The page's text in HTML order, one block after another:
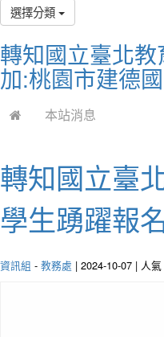
選擇分類
轉知國立臺北
加:桃園市建德
本站消息
轉知國立臺
學生踴躍報
資訊組 - 教務處 | 2024-10-07 | 人